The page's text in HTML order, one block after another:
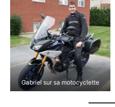
Gabriel sur sa motocyclette